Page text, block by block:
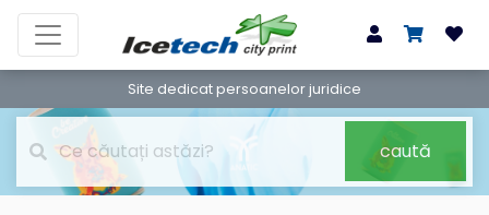
Site dedicat persoanelor juridice
caută